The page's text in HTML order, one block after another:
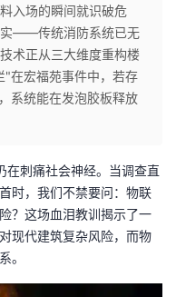
入场的瞬间就识破危
实——传统消防系统已无
术正从三大维度重构楼
"在宏福苑事件中，若存
系统能在发泡胶板释放
在刺痛社会神经。当调查直
时，我们不禁要问：物联
？这场血泪教训揭示了一
现代建筑复杂风险，而物
。